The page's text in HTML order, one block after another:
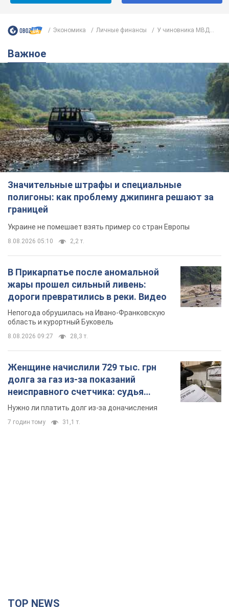
Экономика Личные финансы У чиновника МВД...
Важное
Значительные штрафы и специальные
полигоны: как проблему джипинга решают за
границей
Украине не помешает взять пример со стран Европы
8.08.2026 05:10 2,2 т.
В Прикарпатье после аномальной
жары прошел сильный ливень:
дороги превратились в реки. Видео
Непогода обрушилась на Ивано-Франковскую
область и курортный Буковель
8.08.2026 09:27 28,3 т.
Женщине начислили 729 тыс. грн
долга за газ из-за показаний
неисправного счетчика: судья
вынес неожиданное решение
Нужно ли платить долг из-за доначисления
7 годин тому 31,1 т.
TOP NEWS